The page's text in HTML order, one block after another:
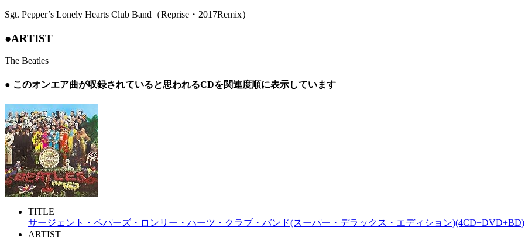
Sgt. Pepper’s Lonely Hearts Club Band（Reprise・2017Remix）
●ARTIST
The Beatles
● このオンエア曲が収録されていると思われるCDを関連度順に表示しています
TITLE
サージェント・ペパーズ・ロンリー・ハーツ・クラブ・バンド(スーパー・デラックス・エディション)(4CD+DVD+BD)
ARTIST